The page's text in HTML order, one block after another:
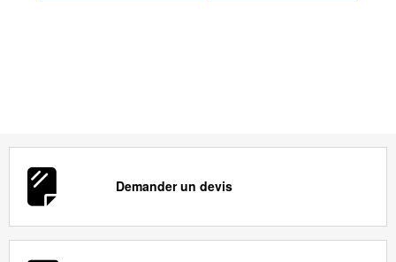
Demander un devis